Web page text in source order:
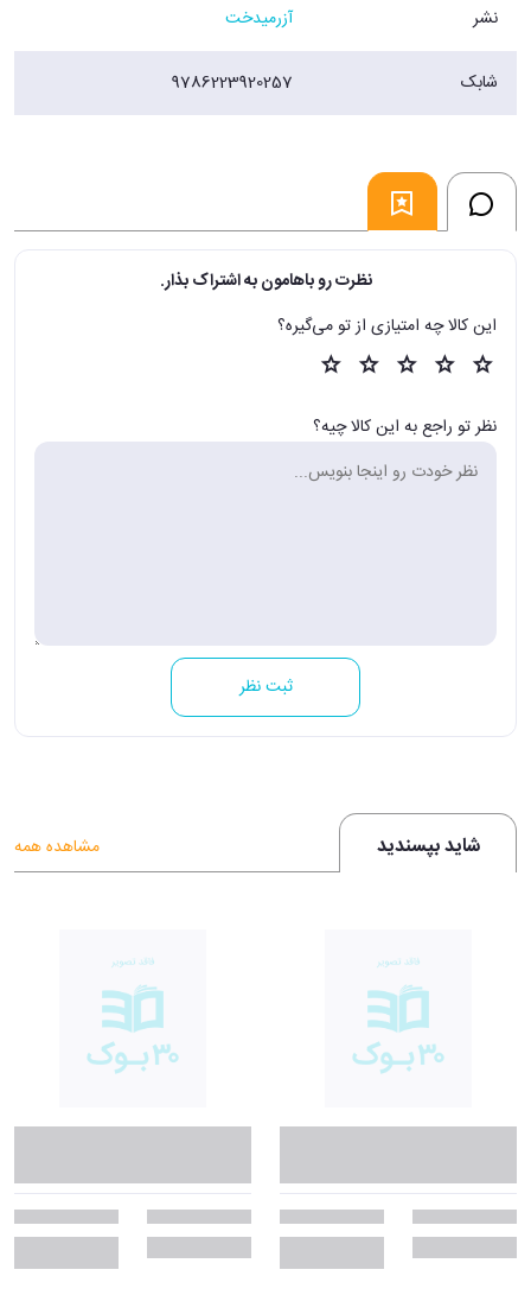
نشر آزرمیدخت
شابک 9786223920257
نظرت رو باهامون به اشتراک بذار.
این کالا چه امتیازی از تو می‌گیره؟
نظر تو راجع به این کالا چیه؟
ثبت نظر
شاید بپسندید مشاهده همه